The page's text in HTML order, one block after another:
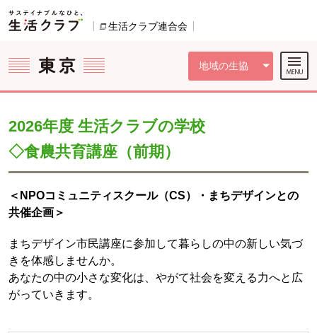
ページの先頭です。
生活クラブ連合会
地域の生協
ここからサイト内共通メニューです。
サイト内共通メニューをスキップする
サイト内共通メニューここまで。
2026年度 生活クラブの学校
◇食農共育講座（前期）
＜NPOコミュニティスクール（CS）・まちデザインとの
共催企画＞
まちデザイン市民講座に参加して暮らしの中の新しい気づ
きを体感しませんか。
あなたの中の小さな変化は、やがて社会を変える力へと広
がっていきます。